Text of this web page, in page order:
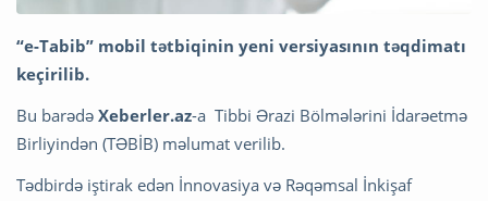
“e-Tabib” mobil tətbiqinin yeni versiyasının təqdimatı
keçirilib.
Bu barədə Xeberler.az-a Tibbi Ərazi Bölmələrini İdarəetmə
Birliyindən (TƏBİB) məlumat verilib.
Tədbirdə iştirak edən İnnovasiya və Rəqəmsal İnkişaf